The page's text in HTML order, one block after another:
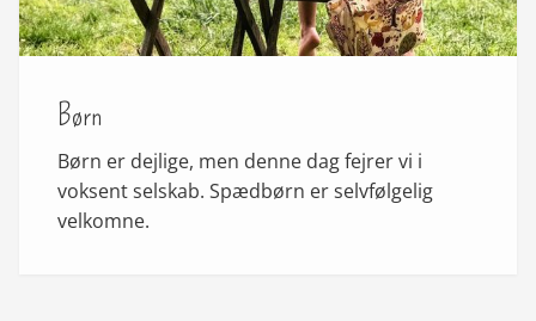
Børn
Børn er dejlige, men denne dag fejrer vi i
voksent selskab. Spædbørn er selvfølgelig
velkomne.